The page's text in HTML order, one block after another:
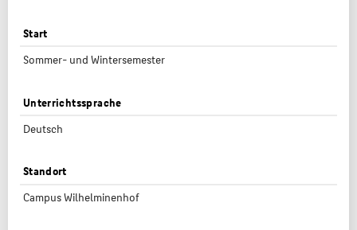
Start
Sommer- und Wintersemester
Unterrichtssprache
Deutsch
Standort
Campus Wilhelminenhof